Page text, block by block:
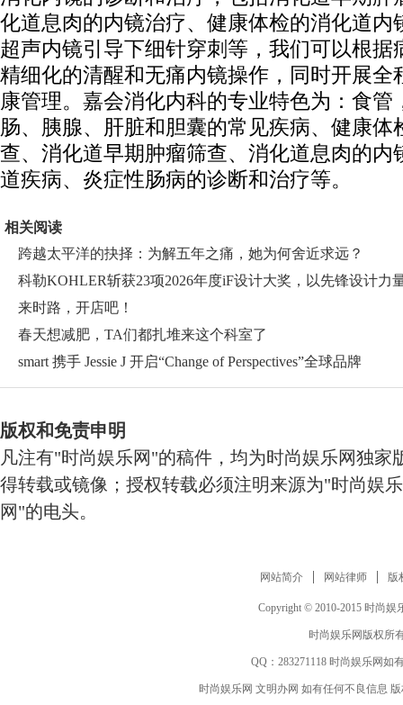
化道息肉的内镜治疗、健康体检的消化道内
超声内镜引导下细针穿刺等，我们可以根据
精细化的清醒和无痛内镜操作，同时开展全
康管理。嘉会消化内科的专业特色为：食管
肠、胰腺、肝脏和胆囊的常见疾病、健康体
查、消化道早期肿瘤筛查、消化道息肉的内
道疾病、炎症性肠病的诊断和治疗等。
相关阅读
跨越太平洋的抉择：为解五年之痛，她为何舍近求远？
科勒KOHLER斩获23项2026年度iF设计大奖，以先锋设计力
领全
来时路，开店吧！
春天想减肥，TA们都扎堆来这个科室了
smart 携手 Jessie J 开启“Change of Perspectives”全球品牌
版权和免责申明
凡注有"时尚娱乐网"的稿件，均为时尚娱乐网独家
得转载或镜像；授权转载必须注明来源为"时尚娱
网"的电头。
网站简介 网站律师 版
Copyright © 2010-2015 时尚娱
时尚娱乐网版权所
QQ： 283271118时尚娱乐网如
时尚娱乐网 文明办网 如有任何不良信息